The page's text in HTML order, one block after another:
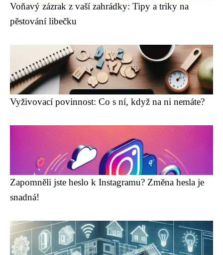
Voňavý zázrak z vaší zahrádky: Tipy a triky na
pěstování libečku
Vyživovací povinnost: Co s ní, když na ni nemáte?
Zapomněli jste heslo k Instagramu? Změna hesla je
snadná!